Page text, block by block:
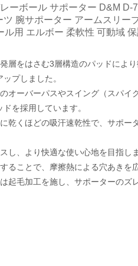
ーボール サポーター D&M D-
ツ 腕サポーター アームスリー
ル用 エルボー 柔軟性 可動域
層をはさむ3層構造のパッドにより
プしました。
オーバーパスやスイング（スパイ
を採用しています。
乾くほどの吸汗速乾性で、サポー
し、より快適な使い心地を目指し
ることで、摩擦熱による穴あきを
起毛加工を施し、サポーターのズ